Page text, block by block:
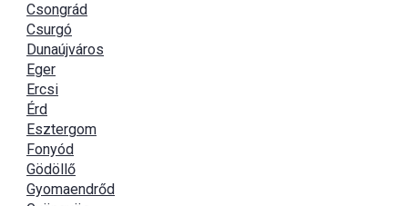
Csongrád
Csurgó
Dunaújváros
Eger
Ercsi
Érd
Esztergom
Fonyód
Gödöllő
Gyomaendrőd